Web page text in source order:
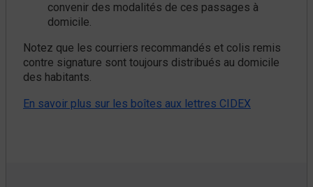
convenir des modalités de ces passages à
domicile.
Notez que les courriers recommandés et colis remis
contre signature sont toujours distribués au domicile
des habitants.
En savoir plus sur les boîtes aux lettres CIDEX